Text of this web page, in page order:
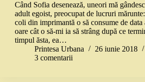
Când Sofia desenează, uneori mă
adult egoist, preocupat de lucruri
coli din imprimantă o să consume de data
oare cât o să-mi ia să strâng după ce
timpul ăsta, ea…
Printesa Urbana
26 iunie 2018
3 comentarii